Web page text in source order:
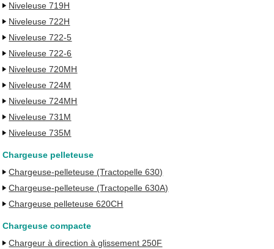
Niveleuse 719H
Niveleuse 722H
Niveleuse 722-5
Niveleuse 722-6
Niveleuse 720MH
Niveleuse 724M
Niveleuse 724MH
Niveleuse 731M
Niveleuse 735M
Chargeuse pelleteuse
Chargeuse-pelleteuse (Tractopelle 630)
Chargeuse-pelleteuse (Tractopelle 630A)
Chargeuse pelleteuse 620CH
Chargeuse compacte
Chargeur à direction à glissement 250F